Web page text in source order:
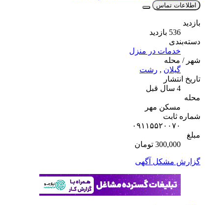
اطلاعات تماس
دسته‌بندی
خدمات در منزل
شهر / محله
,رشت
تاریخ انتشار
مسکن مهر
شماره ثابت
۰۹۱۱۵۵۲۰۰۷۰
300,000 تومان
گزارش مشکل آگهی